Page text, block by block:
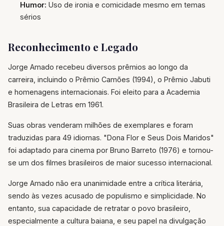
Humor: Uso de ironia e comicidade mesmo em temas
sérios
Reconhecimento e Legado
Jorge Amado recebeu diversos prêmios ao longo da
carreira, incluindo o Prêmio Camões (1994), o Prêmio Jabuti
e homenagens internacionais. Foi eleito para a Academia
Brasileira de Letras em 1961.
Suas obras venderam milhões de exemplares e foram
traduzidas para 49 idiomas. "Dona Flor e Seus Dois Maridos"
foi adaptado para cinema por Bruno Barreto (1976) e tornou-
se um dos filmes brasileiros de maior sucesso internacional.
Jorge Amado não era unanimidade entre a crítica literária,
sendo às vezes acusado de populismo e simplicidade. No
entanto, sua capacidade de retratar o povo brasileiro,
especialmente a cultura baiana, e seu papel na divulgação